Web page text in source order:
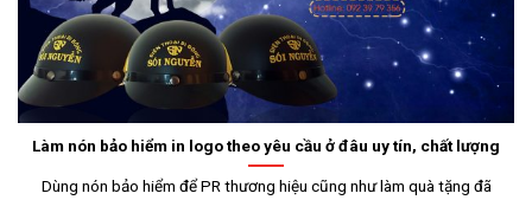
Làm nón bảo hiểm in logo theo yêu cầu ở đâu uy tín, chất lượng
Dùng nón bảo hiểm để PR thương hiệu cũng như làm quà tặng đã